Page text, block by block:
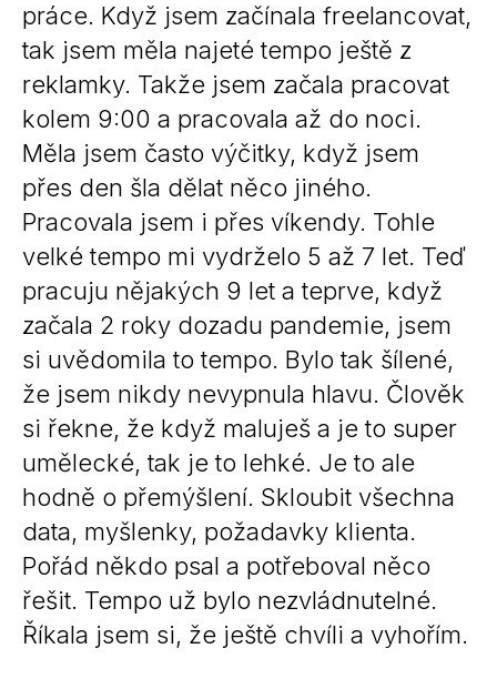
práce. Když jsem začínala freelancovat,
tak jsem měla najeté tempo ještě z
reklamky. Takže jsem začala pracovat
kolem 9:00 a pracovala až do noci.
Měla jsem často výčitky, když jsem
přes den šla dělat něco jiného.
Pracovala jsem i přes víkendy. Tohle
velké tempo mi vydrželo 5 až 7 let. Teď
pracuju nějakých 9 let a teprve, když
začala 2 roky dozadu pandemie, jsem
si uvědomila to tempo. Bylo tak šílené,
že jsem nikdy nevypnula hlavu. Člověk
si řekne, že když maluješ a je to super
umělecké, tak je to lehké. Je to ale
hodně o přemýšlení. Skloubit všechna
data, myšlenky, požadavky klienta.
Pořád někdo psal a potřeboval něco
řešit. Tempo už bylo nezvládnutelné.
Říkala jsem si, že ještě chvíli a vyhořím.